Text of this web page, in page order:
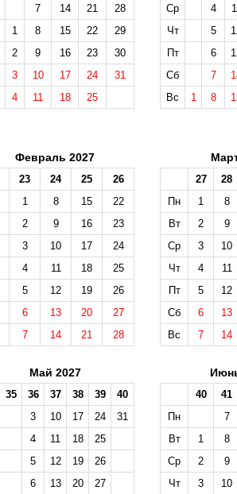
7 14 21
28
1 8 15 22
29
2 9 16 23
30
3 10 17 24
31
4 11 18 25
Ср
4
Чт
5
Пт
6
Сб
7
Вс
1 8
Февраль 2027
23 24 25
26
1 8 15
22
2 9 16
23
3 10 17
24
4 11 18
25
5 12 19
26
6 13 20
27
7 14 21 28
27 28
Пн
1 8
Вт
2 9
Ср
3 10
Чт
4 11
Пт
5 12
Сб
6 13
Вс
7 14
Май 2027
35 36 37 38 39
40
3 10 17 24
31
4 11 18
25
5 12 19
26
6 13 20 27
40 41
Пн
7
Вт
1 8
Ср
2 9
Чт
3 10